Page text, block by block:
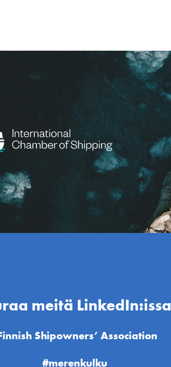
meitä LinkedIn:issa
Shipowners’ Association
#merenkulku